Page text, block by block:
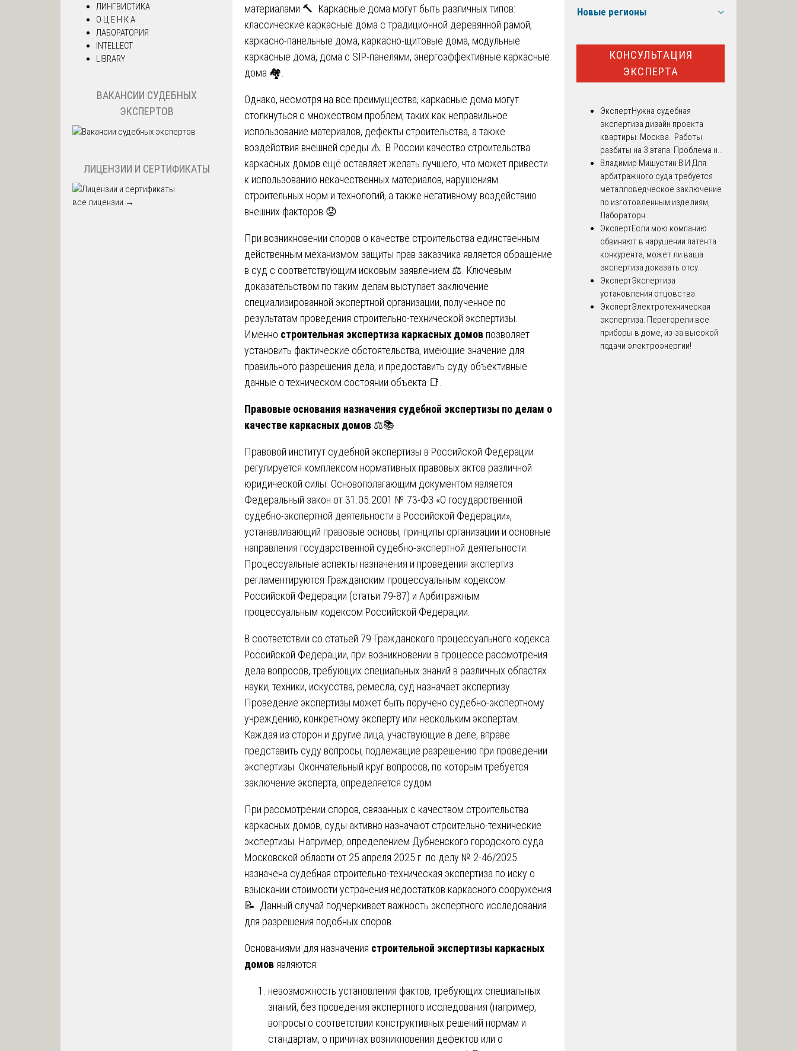
материалами 🔨. Каркасные дома могут быть различных типов:
классические каркасные дома с традиционной деревянной рамой,
каркасно-панельные дома, каркасно-щитовые дома, модульные
каркасные дома, дома с SIP-панелями, энергоэффективные каркасные
дома 🏘️.
Однако, несмотря на все преимущества, каркасные дома могут
столкнуться с множеством проблем, таких как неправильное
использование материалов, дефекты строительства, а также
воздействия внешней среды ⚠️. В России качество строительства
каркасных домов ещё оставляет желать лучшего, что может привести
к использованию некачественных материалов, нарушениям
строительных норм и технологий, а также негативному воздействию
внешних факторов 😟.
При возникновении споров о качестве строительства единственным
действенным механизмом защиты прав заказчика является обращение
в суд с соответствующим исковым заявлением ⚖️. Ключевым
доказательством по таким делам выступает заключение
специализированной экспертной организации, полученное по
результатам проведения строительно-технической экспертизы.
Именно строительная экспертиза каркасных домов позволяет
установить фактические обстоятельства, имеющие значение для
правильного разрешения дела, и предоставить суду объективные
данные о техническом состоянии объекта 📑.
Правовые основания назначения судебной экспертизы по делам о
качестве каркасных домов ⚖️📚
Правовой институт судебной экспертизы в Российской Федерации
регулируется комплексом нормативных правовых актов различной
юридической силы. Основополагающим документом является
Федеральный закон от 31.05.2001 № 73-ФЗ «О государственной
судебно-экспертной деятельности в Российской Федерации»,
устанавливающий правовые основы, принципы организации и основные
направления государственной судебно-экспертной деятельности.
Процессуальные аспекты назначения и проведения экспертиз
регламентируются Гражданским процессуальным кодексом
Российской Федерации (статьи 79-87) и Арбитражным
процессуальным кодексом Российской Федерации.
В соответствии со статьей 79 Гражданского процессуального кодекса
Российской Федерации, при возникновении в процессе рассмотрения
дела вопросов, требующих специальных знаний в различных областях
науки, техники, искусства, ремесла, суд назначает экспертизу.
Проведение экспертизы может быть поручено судебно-экспертному
учреждению, конкретному эксперту или нескольким экспертам.
Каждая из сторон и другие лица, участвующие в деле, вправе
представить суду вопросы, подлежащие разрешению при проведении
экспертизы. Окончательный круг вопросов, по которым требуется
заключение эксперта, определяется судом.
При рассмотрении споров, связанных с качеством строительства
каркасных домов, суды активно назначают строительно-технические
экспертизы. Например, определением Дубненского городского суда
Московской области от 25 апреля 2025 г. по делу № 2-46/2025
назначена судебная строительно-техническая экспертиза по иску о
взыскании стоимости устранения недостатков каркасного сооружения
📝. Данный случай подчеркивает важность экспертного исследования
для разрешения подобных споров.
Основаниями для назначения строительной экспертизы каркасных
домов являются:
невозможность установления фактов, требующих специальных
знаний, без проведения экспертного исследования (например,
вопросы о соответствии конструктивных решений нормам и
стандартам, о причинах возникновения дефектов или о
ЛИНГВИСТИКА
О Ц Е Н К А
ЛАБОРАТОРИЯ
INTELLECT
LIBRARY
ВАКАНСИИ СУДЕБНЫХ
ЭКСПЕРТОВ
ЛИЦЕНЗИИ И СЕРТИФИКАТЫ
все лицензии →
Новые регионы
КОНСУЛЬТАЦИЯ
ЭКСПЕРТА
ЭкспертНужна судебная
экспертиза дизайн проекта
квартиры. Москва. Работы
разбиты на 3 этапа. Проблема н...
Владимир Мишустин В.И.Для
арбитражного суда требуется
металловедческое заключение
по изготовленным изделиям,
Лабораторн...
ЭкспертЕсли мою компанию
обвиняют в нарушении патента
конкурента, может ли ваша
экспертиза доказать отсу...
ЭкспертЭкспертиза
установления отцовства
ЭкспертЭлектротехническая
экспертиза. Перегорели все
приборы в доме, из-за высокой
подачи электроэнергии!